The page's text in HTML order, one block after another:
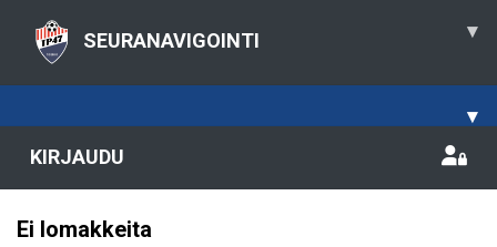
SEURANAVIGOINTI ▾
▾
KIRJAUDU
Ei lomakkeita